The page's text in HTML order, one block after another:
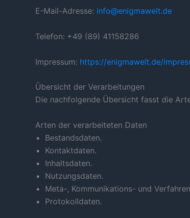
E-Mail-Adresse: info@enigmawelt.de
Telefon: +49 (89) 41158286
Impressum: https://enigmawelt.de/
Übersicht der Verarbeitungen
Die nachfolgende Übersicht fasst die
Arten der verarbeiteten Daten
Bestandsdaten.
Kontaktdaten.
Inhaltsdaten.
Nutzungsdaten.
Meta-, Kommunikations- und
Protokolldaten.